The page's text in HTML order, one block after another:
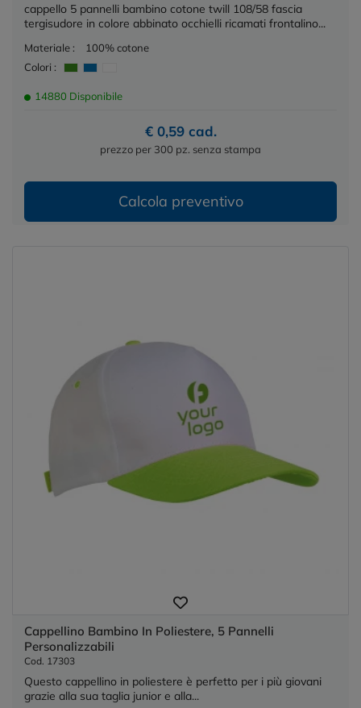
cappello 5 pannelli bambino cotone twill 108/58 fascia
tergisudore in colore abbinato occhielli ricamati frontalino...
Materiale :
100% cotone
Colori :
14880 Disponibile
€ 0,59 cad.
prezzo per 300 pz. senza stampa
Calcola preventivo
Cappellino Bambino In Poliestere, 5 Pannelli
Personalizzabili
Cod. 17303
Questo cappellino in poliestere è perfetto per i più giovani
grazie alla sua taglia junior e alla...